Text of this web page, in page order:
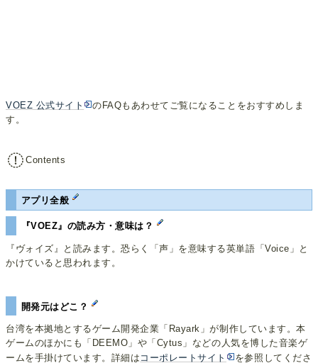
VOEZ 公式サイト
のFAQもあわせてご覧になることをおすすめしま
す。
Contents
アプリ全般
『VOEZ』の読み方・意味は？
『ヴォイズ』と読みます。恐らく「声」を意味する英単語「Voice」と
かけていると思われます。
開発元はどこ？
台湾を本拠地とするゲーム開発企業「Rayark」が制作しています。本
ゲームのほかにも「DEEMO」や「Cytus」などの人気を博した音楽ゲ
ームを手掛けています。詳細は コーポレートサイト
を参照してくださ